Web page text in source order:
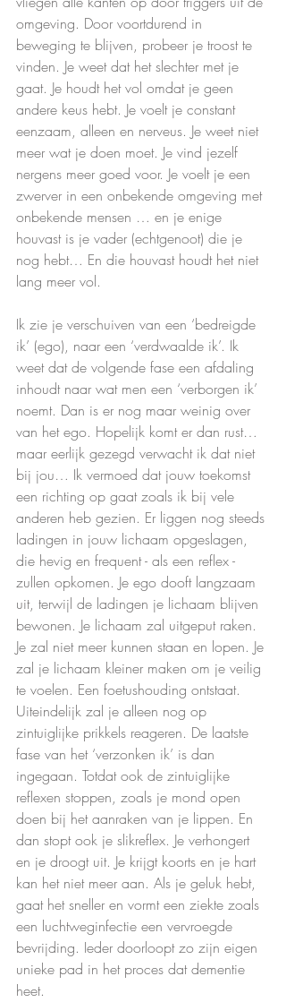
omgeving. Door voortdurend in
beweging te blijven, probeer je troost te
vinden. Je weet dat het slechter met je
gaat. Je houdt het vol omdat je geen
andere keus hebt. Je voelt je constant
eenzaam, alleen en nerveus. Je weet niet
meer wat je doen moet. Je vind jezelf
nergens meer goed voor. Je voelt je een
zwerver in een onbekende omgeving met
onbekende mensen … en je enige
houvast is je vader (echtgenoot) die je
nog hebt… En die houvast houdt het niet
lang meer vol.
Ik zie je verschuiven van een ‘bedreigde
ik’ (ego), naar een ‘verdwaalde ik’. Ik
weet dat de volgende fase een afdaling
inhoudt naar wat men een ‘verborgen ik’
noemt. Dan is er nog maar weinig over
van het ego. Hopelijk komt er dan rust…
maar eerlijk gezegd verwacht ik dat niet
bij jou… Ik vermoed dat jouw toekomst
een richting op gaat zoals ik bij vele
anderen heb gezien. Er liggen nog steeds
ladingen in jouw lichaam opgeslagen,
die hevig en frequent - als een reflex -
zullen opkomen. Je ego dooft langzaam
uit, terwijl de ladingen je lichaam blijven
bewonen. Je lichaam zal uitgeput raken.
Je zal niet meer kunnen staan en lopen. Je
zal je lichaam kleiner maken om je veilig
te voelen. Een foetushouding ontstaat.
Uiteindelijk zal je alleen nog op
zintuiglijke prikkels reageren. De laatste
fase van het ‘verzonken ik’ is dan
ingegaan. Totdat ook de zintuiglijke
reflexen stoppen, zoals je mond open
doen bij het aanraken van je lippen. En
dan stopt ook je slikreflex. Je verhongert
en je droogt uit. Je krijgt koorts en je hart
kan het niet meer aan. Als je geluk hebt,
gaat het sneller en vormt een ziekte zoals
een luchtweginfectie een vervroegde
bevrijding. Ieder doorloopt zo zijn eigen
unieke pad in het proces dat dementie
heet.